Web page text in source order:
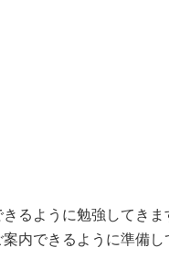
るように勉強してきま
内できるように準備